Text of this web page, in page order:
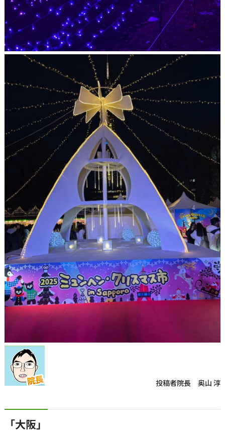
投稿者院長 奥山 淳
「大阪」